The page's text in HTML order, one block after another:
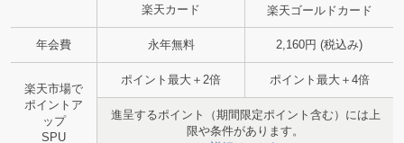
楽天カード 楽天ゴールドカード
年会費 永年無料 2,160円 (税込み)
楽天市場で
ポイントア
ップ
SPU
ポイント最大＋2倍 ポイント最大＋4倍
進呈するポイント（期間限定ポイント含む）には上
限や条件があります。